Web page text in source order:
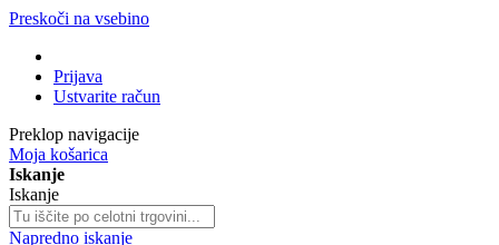
Preskoči na vsebino
Prijava
Ustvarite račun
Preklop navigacije
Moja košarica
Iskanje
Iskanje
Napredno iskanje